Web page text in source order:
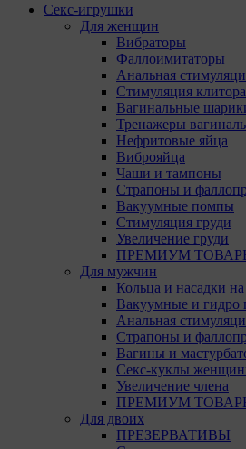
Секс-игрушки
Для женщин
Вибраторы
Фаллоимитаторы
Анальная
Стимуляция клитора
Вагинальные
Тренажеры
Нефритовые яйца
Виброяйца
Чаши и тампоны
Страпоны и
Вакуумные помпы
Стимуляция груди
Увеличение груди
ПРЕМИУМ
Для мужчин
Кольца и насадки
Вакуумные и гидро
Анальная
Страпоны и
Вагины и
Секс-куклы
Увеличение члена
ПРЕМИУМ
Для двоих
ПРЕЗЕРВАТИВЫ